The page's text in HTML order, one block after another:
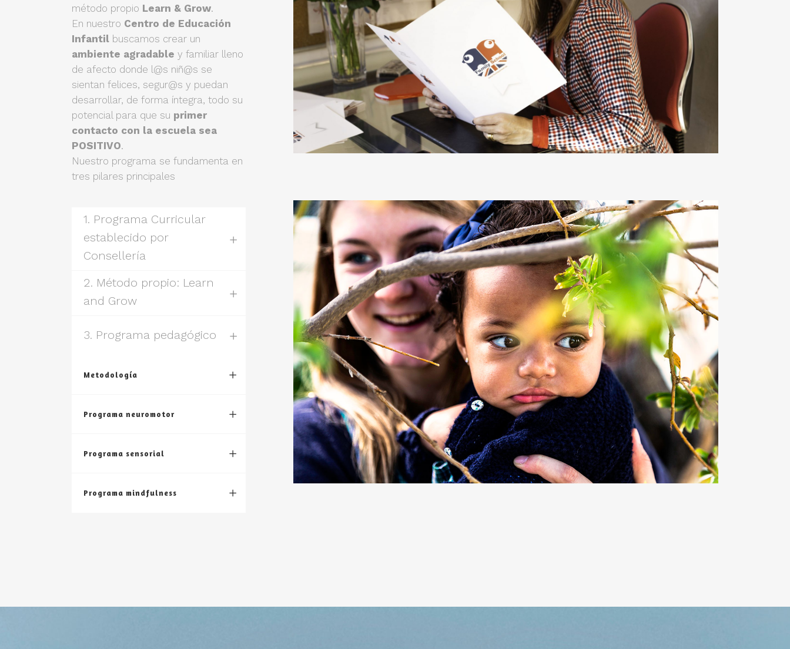
método propio Learn & Grow.
En nuestro Centro de Educación
Infantil buscamos crear un
ambiente agradable y familiar lleno
de afecto donde l@s niñ@s se
sientan felices, segur@s y puedan
desarrollar, de forma íntegra, todo su
potencial para que su primer
contacto con la escuela sea
POSITIVO.
Nuestro programa se fundamenta en
tres pilares principales
1. Programa Curricular
establecido por
Consellería
2. Método propio: Learn
and Grow
3. Programa pedagógico
Metodología
Programa neuromotor
Programa sensorial
Programa mindfulness